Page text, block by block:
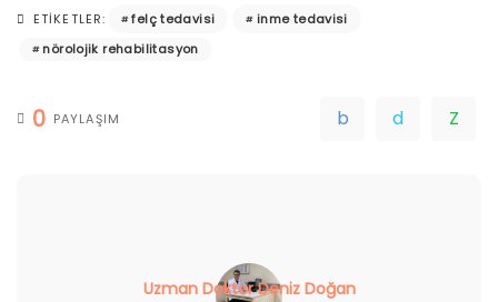
ETIKETLER: felç tedavisi
inme tedavisi
nörolojik rehabilitasyon
0 PAYLAŞIM
Uzman Doktor Deniz Doğan